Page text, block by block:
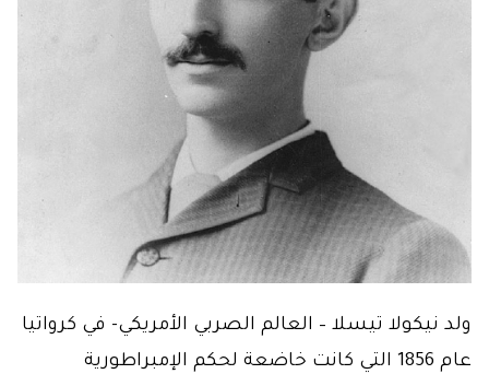
ولد نيكولا تيسلا – العالم الصربي الأمريكي- في كرواتيا
عام 1856 التي كانت خاضعة لحكم الإمبراطورية